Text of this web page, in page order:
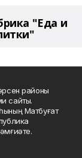
"Еда и
районы
сайты.
Матбуғат